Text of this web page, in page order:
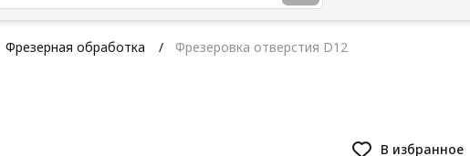
Фрезерная обработка Фрезеровка отверстия D12
В избранное